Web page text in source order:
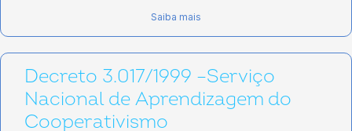
Saiba mais
Decreto 3.017/1999 –Serviço
Nacional de Aprendizagem do
Cooperativismo